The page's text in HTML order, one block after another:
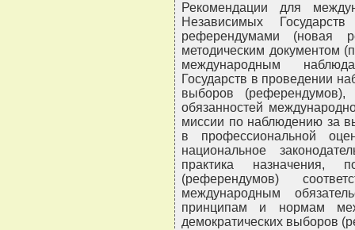
Рекомендации для
Независимых
референдумами (новая
методическим документом
международным
Государств в проведении
выборов
обязанностей
миссии по наблюдению за
в профессиональной
национальное
практика назначения,
(референдумов)
международным
принципам и нормам
демократических выборов